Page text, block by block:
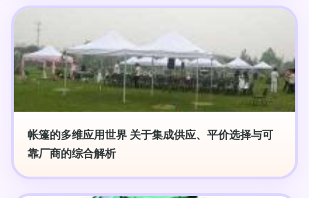
帐篷的多维应用世界 关于集成供应、平价选择与可
靠厂商的综合解析